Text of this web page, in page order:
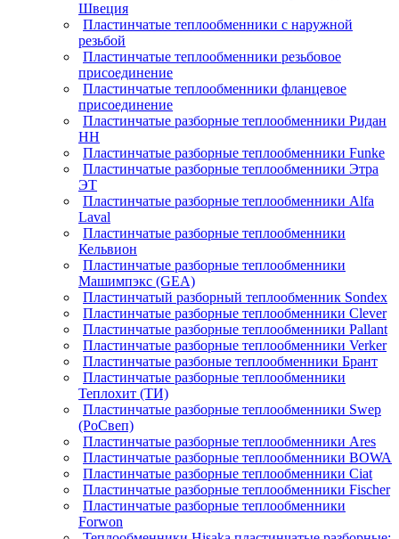
Швеция
Пластинчатые теплообменники с наружной
резьбой
Пластинчатые теплообменники резьбовое
присоединение
Пластинчатые теплообменники фланцевое
присоединение
Пластинчатые разборные теплообменники Ридан
НН
Пластинчатые разборные теплообменники Funke
Пластинчатые разборные теплообменники Этра
ЭТ
Пластинчатые разборные теплообменники Alfa
Laval
Пластинчатые разборные теплообменники
Кельвион
Пластинчатые разборные теплообменники
Машимпэкс (GEA)
Пластинчатый разборный теплообменник Sondex
Пластинчатые разборные теплообменники Clever
Пластинчатые разборные теплообменники Pallant
Пластинчатые разборные теплообменники Verker
Пластинчатые разбоные теплообменники Брант
Пластинчатые разборные теплообменники
Теплохит (ТИ)
Пластинчатые разборные теплообменники Swep
(РоСвеп)
Пластинчатые разборные теплообменники Ares
Пластинчатые разборные теплообменники BOWA
Пластинчатые разборные теплообменники Ciat
Пластинчатые разборные теплообменники Fischer
Пластинчатые разборные теплообменники
Forwon